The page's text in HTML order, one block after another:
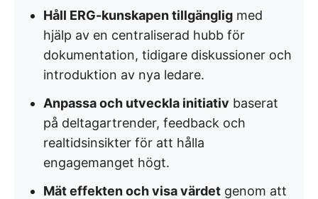
Håll ERG-kunskapen tillgänglig med
hjälp av en centraliserad hubb för
dokumentation, tidigare diskussioner och
introduktion av nya ledare.
Anpassa och utveckla initiativ baserat
på deltagartrender, feedback och
realtidsinsikter för att hålla
engagemanget högt.
Mät effekten och visa värdet genom att